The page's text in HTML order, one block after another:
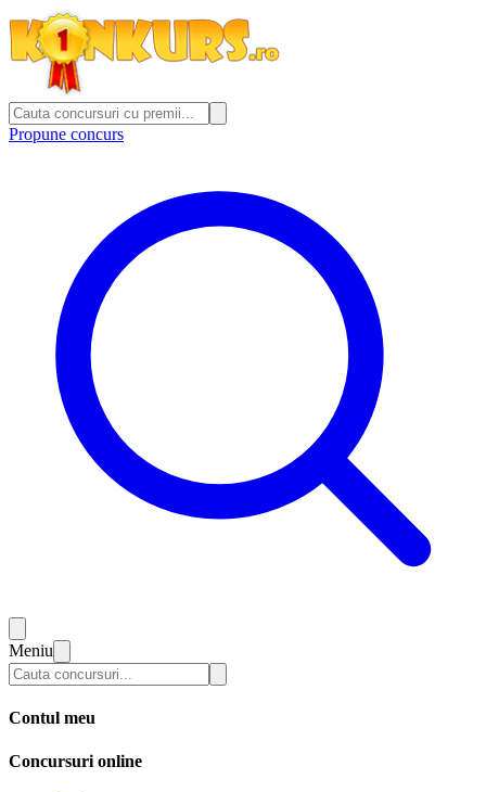
Propune concurs
Meniu
Contul meu
Concursuri online